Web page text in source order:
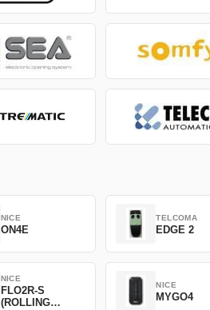
NICE
ON4E
TELCOMA
EDGE 2
NICE
FLO2R-S
(ROLLING
NICE
MYGO4